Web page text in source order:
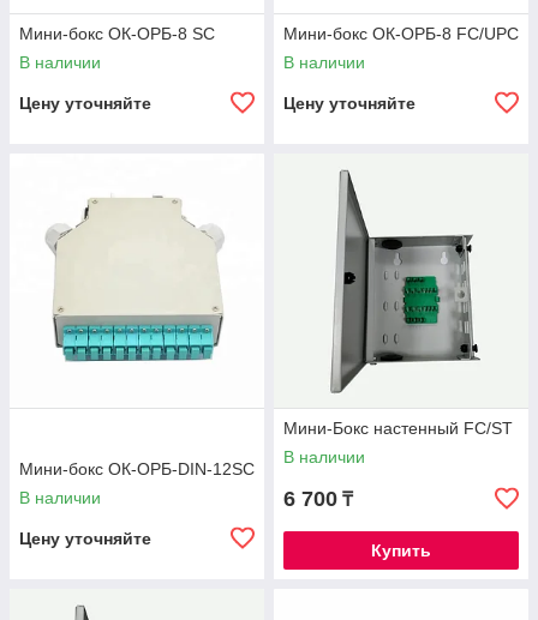
Мини-бокс ОК-ОРБ-8 SC
В наличии
Цену уточняйте
Мини-бокс ОК-ОРБ-8 FC/UPC
В наличии
Цену уточняйте
Мини-бокс ОК-ОРБ-DIN-12SC
В наличии
Цену уточняйте
Мини-Бокс настенный FC/ST
В наличии
6 700 ₸
Купить